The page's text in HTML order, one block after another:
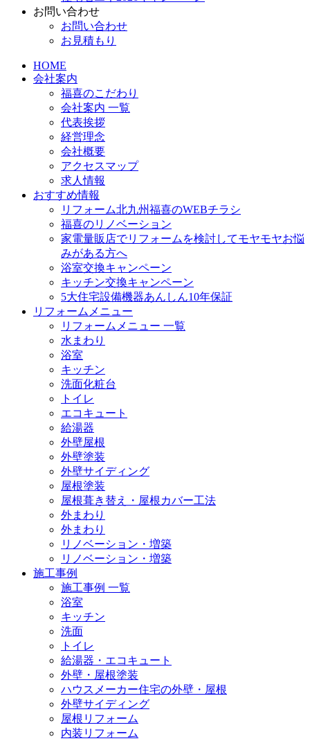
お問い合わせ
お問い合わせ
お見積もり
HOME
会社案内
福喜のこだわり
会社案内 一覧
代表挨拶
経営理念
会社概要
アクセスマップ
求人情報
おすすめ情報
リフォーム北九州福喜のWEBチラシ
福喜のリノベーション
家電量販店でリフォームを検討してモヤモヤお悩
みがある方へ
浴室交換キャンペーン
キッチン交換キャンペーン
5大住宅設備機器あんしん10年保証
リフォームメニュー
リフォームメニュー 一覧
水まわり
浴室
キッチン
洗面化粧台
トイレ
エコキュート
給湯器
外壁屋根
外壁塗装
外壁サイディング
屋根塗装
屋根葺き替え・屋根カバー工法
外まわり
外まわり
リノベーション・増築
リノベーション・増築
施工事例
施工事例 一覧
浴室
キッチン
洗面
トイレ
給湯器・エコキュート
外壁・屋根塗装
ハウスメーカー住宅の外壁・屋根
外壁サイディング
屋根リフォーム
内装リフォーム